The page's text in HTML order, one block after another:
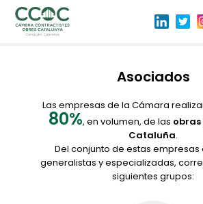
Asociados
Las empresas de la Cámara
80%, en volumen, de las
Cataluña.
Del conjunto de estas empresas
generalistas y especializadas,
siguientes grupos: